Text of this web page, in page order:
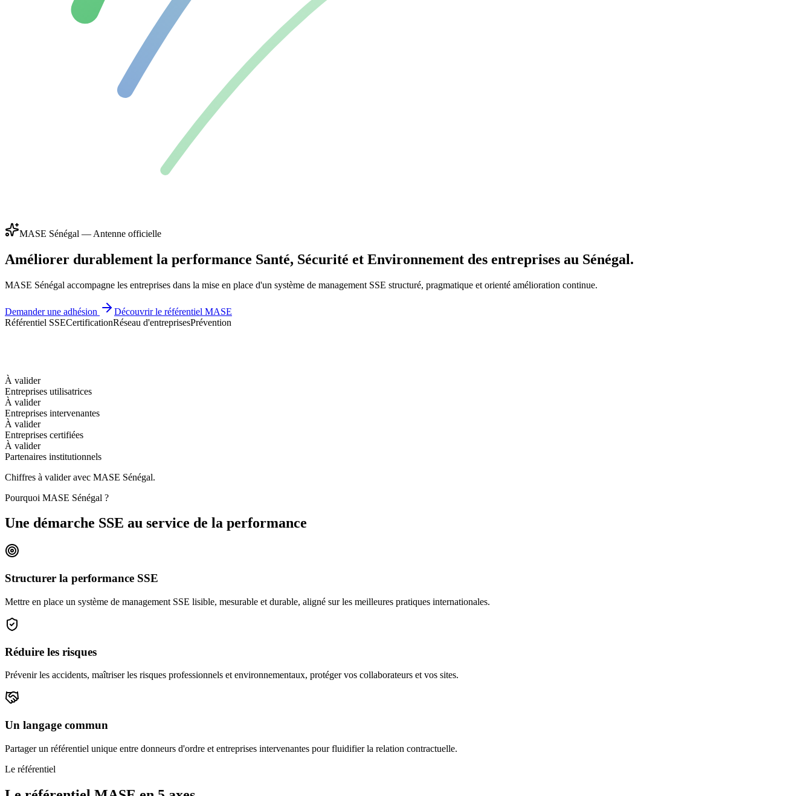
MASE Sénégal — Antenne officielle
Améliorer durablement la performance Santé, Sécurité et Environnement des entreprises au Sénégal.
MASE Sénégal accompagne les entreprises dans la mise en place d'un système de management SSE structuré, pragmatique et orienté amélioration continue.
Demander une adhésion
Découvrir le référentiel MASE
Référentiel SSECertificationRéseau d'entreprisesPrévention
À valider
Entreprises utilisatrices
À valider
Entreprises intervenantes
À valider
Entreprises certifiées
À valider
Partenaires institutionnels
Chiffres à valider avec MASE Sénégal.
Pourquoi MASE Sénégal ?
Une démarche SSE au service de la performance
Structurer la performance SSE
Mettre en place un système de management SSE lisible, mesurable et durable, aligné sur les meilleures pratiques internationales.
Réduire les risques
Prévenir les accidents, maîtriser les risques professionnels et environnementaux, protéger vos collaborateurs et vos sites.
Un langage commun
Partager un référentiel unique entre donneurs d'ordre et entreprises intervenantes pour fluidifier la relation contractuelle.
Le référentiel